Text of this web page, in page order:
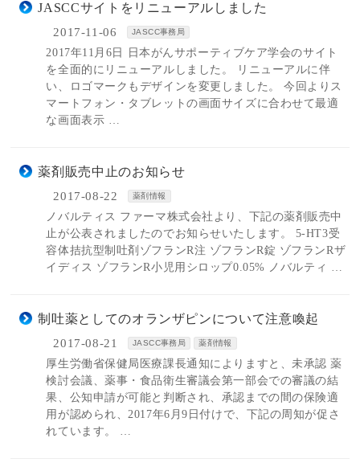
JASCCサイトをリニューアルしました
2017-11-06 JASCC事務局
2017年11月6日 日本がんサポーティブケア学会のサイト
を全面的にリニューアルしました。 リニューアルに伴
い、ロゴマークもデザインを変更しました。 今回よりス
マートフォン・タブレットの画面サイズに合わせて最適
な画面表示 …
薬剤販売中止のお知らせ
2017-08-22 薬剤情報
ノバルティス ファーマ株式会社より、下記の薬剤販売中
止が公表されましたのでお知らせいたします。 5-HT3受
容体拮抗型制吐剤ゾフランR注 ゾフランR錠 ゾフランRザ
イディス ゾフランR小児用シロップ0.05% ノバルティ …
制吐薬としてのオランザピンについて注意喚起
2017-08-21 JASCC事務局 薬剤情報
厚生労働省保健局医療課長通知によりますと、未承認 薬
検討会議、薬事・食品衛生審議会第一部会での審議の結
果、公知申請が可能と判断され、承認までの間の保険適
用が認められ、2017年6月9日付けで、下記の周知が促さ
れています。 …